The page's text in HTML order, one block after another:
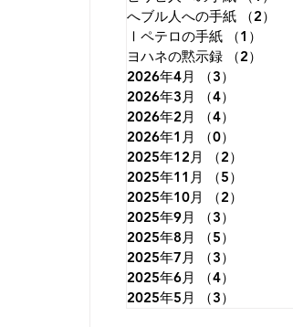
へブル人への手紙
（2）
Ⅰペテロの手紙
（1）
ヨハネの黙示録
（2）
2026年4月
（3）
2026年3月
（4）
2026年2月
（4）
2026年1月
（0）
2025年12月
（2）
2025年11月
（5）
2025年10月
（2）
2025年9月
（3）
2025年8月
（5）
2025年7月
（3）
2025年6月
（4）
2025年5月
（3）